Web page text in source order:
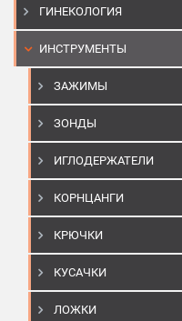
ГИНЕКОЛОГИЯ
ИНСТРУМЕНТЫ
ЗАЖИМЫ
ЗОНДЫ
ИГЛОДЕРЖАТЕЛИ
КОРНЦАНГИ
КРЮЧКИ
КУСАЧКИ
ЛОЖКИ